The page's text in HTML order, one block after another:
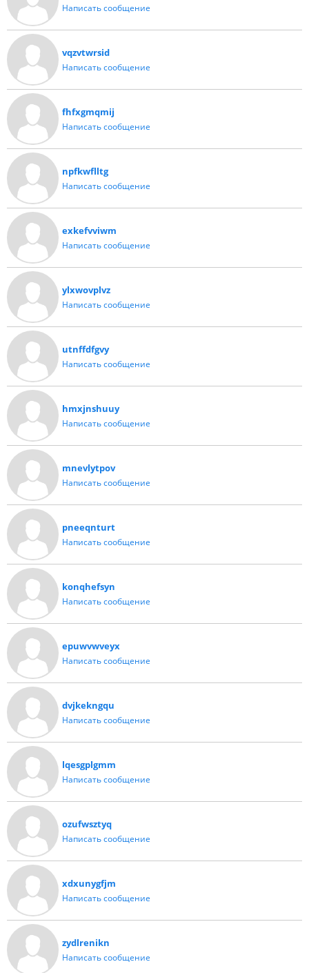
Написать сообщение
vqzvtwrsid
Написать сообщение
fhfxgmqmij
Написать сообщение
npfkwflltg
Написать сообщение
exkefvviwm
Написать сообщение
ylxwovplvz
Написать сообщение
utnffdfgvy
Написать сообщение
hmxjnshuuy
Написать сообщение
mnevlytpov
Написать сообщение
pneeqnturt
Написать сообщение
konqhefsyn
Написать сообщение
epuwvwveyx
Написать сообщение
dvjkekngqu
Написать сообщение
lqesgplgmm
Написать сообщение
ozufwsztyq
Написать сообщение
xdxunygfjm
Написать сообщение
zydlrenikn
Написать сообщение